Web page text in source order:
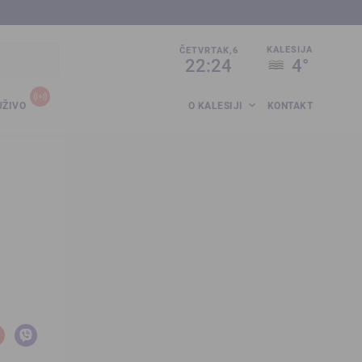
ČETVRTAK,6
22:24
KALESIJA
4°
O KALESIJI KONTAKT